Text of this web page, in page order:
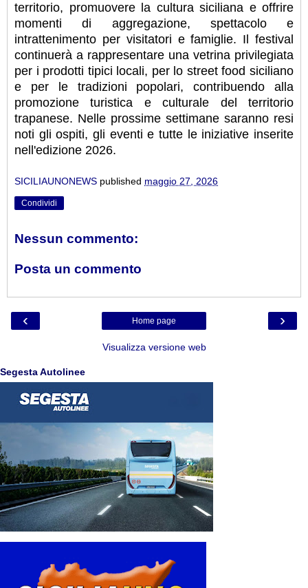
territorio, promuovere la cultura siciliana e offrire
momenti di aggregazione, spettacolo e
intrattenimento per visitatori e famiglie. Il festival
continuerà a rappresentare una vetrina privilegiata
per i prodotti tipici locali, per lo street food siciliano
e per le tradizioni popolari, contribuendo alla
promozione turistica e culturale del territorio
trapanese. Nelle prossime settimane saranno resi
noti gli ospiti, gli eventi e tutte le iniziative inserite
nell'edizione 2026.
SICILIAUNONEWS published maggio 27, 2026
Condividi
Nessun commento:
Posta un commento
‹ ›
Home page
Visualizza versione web
Segesta Autolinee